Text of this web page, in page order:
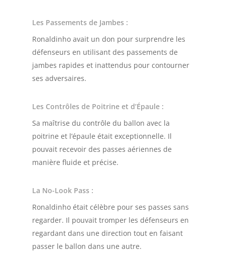
Les Passements de Jambes :
Ronaldinho avait un don pour surprendre les
défenseurs en utilisant des passements de
jambes rapides et inattendus pour contourner
ses adversaires.
Les Contrôles de Poitrine et d’Épaule :
Sa maîtrise du contrôle du ballon avec la
poitrine et l’épaule était exceptionnelle. Il
pouvait recevoir des passes aériennes de
manière fluide et précise.
La No-Look Pass :
Ronaldinho était célèbre pour ses passes sans
regarder. Il pouvait tromper les défenseurs en
regardant dans une direction tout en faisant
passer le ballon dans une autre.